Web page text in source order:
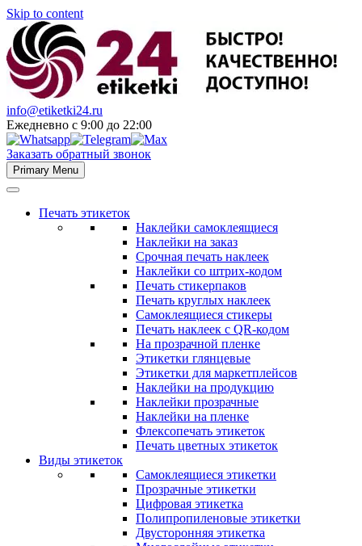
Skip to content
info@etiketki24.ru
Ежедневно с 9:00 до 22:00
Заказать обратный звонок
Primary Menu
Печать этикеток
Наклейки самоклеящиеся
Наклейки на заказ
Срочная печать наклеек
Наклейки со штрих-кодом
Печать стикерпаков
Печать круглых наклеек
Самоклеящиеся стикеры
Печать наклеек с QR-кодом
На прозрачной пленке
Этикетки глянцевые
Этикетки для маркетплейсов
Наклейки на продукцию
Наклейки прозрачные
Наклейки на пленке
Флексопечать этикеток
Печать цветных этикеток
Виды этикеток
Самоклеящиеся этикетки
Прозрачные этикетки
Цифровая этикетка
Полипропиленовые этикетки
Двусторонняя этикетка